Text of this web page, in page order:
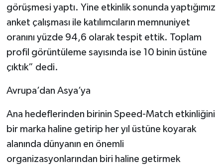
görüşmesi yaptı. Yine etkinlik sonunda yaptığımız
anket çalışması ile katılımcıların memnuniyet
oranını yüzde 94,6 olarak tespit ettik. Toplam
profil görüntüleme sayısında ise 10 binin üstüne
çıktık” dedi.
Avrupa’dan Asya’ya
Ana hedeflerinden birinin Speed-Match etkinliğini
bir marka haline getirip her yıl üstüne koyarak
alanında dünyanın en önemli
organizasyonlarından biri haline getirmek